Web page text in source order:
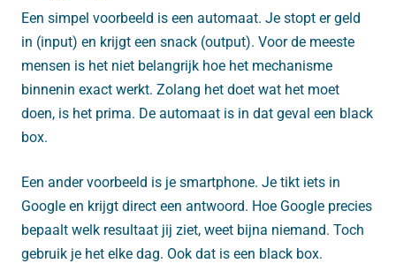
Een simpel voorbeeld is een automaat. Je stopt er geld
in (input) en krijgt een snack (output). Voor de meeste
mensen is het niet belangrijk hoe het mechanisme
binnenin exact werkt. Zolang het doet wat het moet
doen, is het prima. De automaat is in dat geval een black
box.
Een ander voorbeeld is je smartphone. Je tikt iets in
Google en krijgt direct een antwoord. Hoe Google precies
bepaalt welk resultaat jij ziet, weet bijna niemand. Toch
gebruik je het elke dag. Ook dat is een black box.